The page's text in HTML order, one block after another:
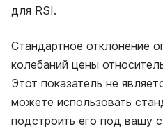
для RSI.
Стандартное отклонение
колебаний цены
Этот показатель не
можете использовать
подстроить его под вашу